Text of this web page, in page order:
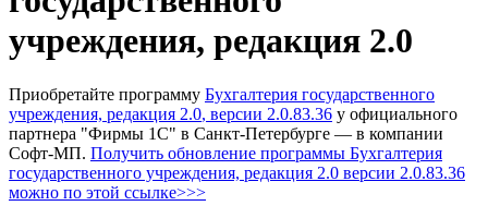
учреждения, редакция 2.0
Приобретайте программу Бухгалтерия государственного
учреждения, редакция 2.0, версии 2.0.83.36 у официального
партнера "Фирмы 1С" в Санкт-Петербурге — в компании
Софт-МП. Получить обновление программы Бухгалтерия
государственного учреждения, редакция 2.0 версии 2.0.83.36
можно по этой ссылке>>>